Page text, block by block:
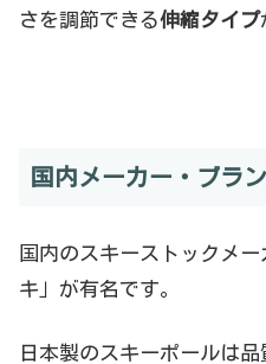
さを調節できる伸縮タイプ
国内メーカー・ブラ
国内のスキーストックメ
キ」が有名です。
日本製のスキーポールは